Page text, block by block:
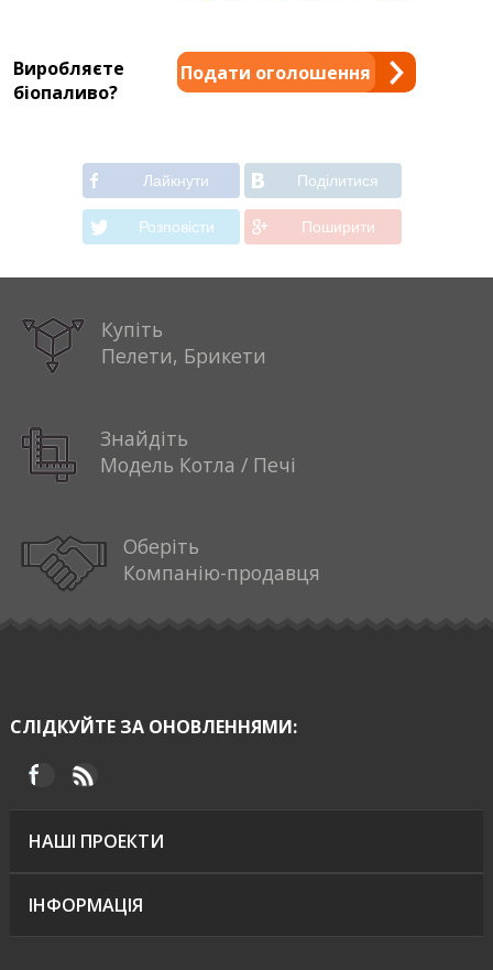
Виробляєте
біопаливо?
Подати оголошення
Лайкнути Подiлитися
Розповiсти Поширити
Купіть
Пелети, Брикети
Знайдіть
Модель Котла / Печі
Оберіть
Компанію-продавця
СЛІДКУЙТЕ ЗА ОНОВЛЕННЯМИ:
НАШІ ПРОЕКТИ
ІНФОРМАЦІЯ